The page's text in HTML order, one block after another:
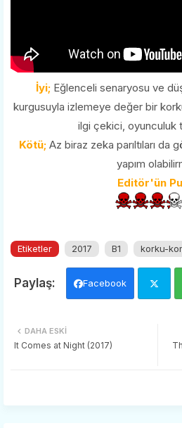
İyi; Eğlenceli senaryosu ve
kurgusuyla izlemeye değer bir
ilgi çekici, oyunculuk
Kötü;Az biraz zeka parıltıları da
yapım
Editör'ün
Etiketler 2017 B1 korku-
Facebook
DAHA ESKI
It Comes at Night (2017)